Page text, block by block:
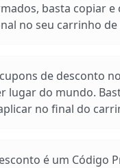
basta copiar e
no seu carrinho de
de desconto
lugar do mundo.
no final do
é um Código